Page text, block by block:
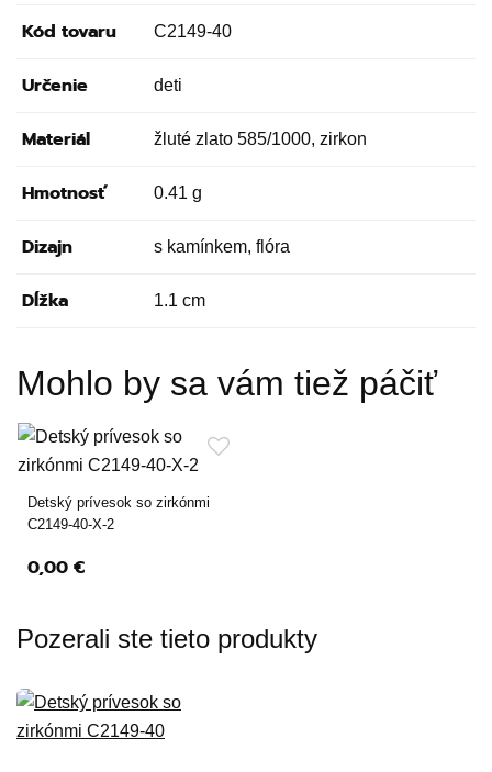
Kód tovaru C2149-40
Určenie deti
Materiál žluté zlato 585/1000, zirkon
Hmotnosť 0.41 g
Dizajn s kamínkem, flóra
Dĺžka 1.1 cm
Mohlo by sa vám tiež páčiť
Detský prívesok so zirkónmi
C2149-40-X-2
0,00 €
Pozerali ste tieto produkty